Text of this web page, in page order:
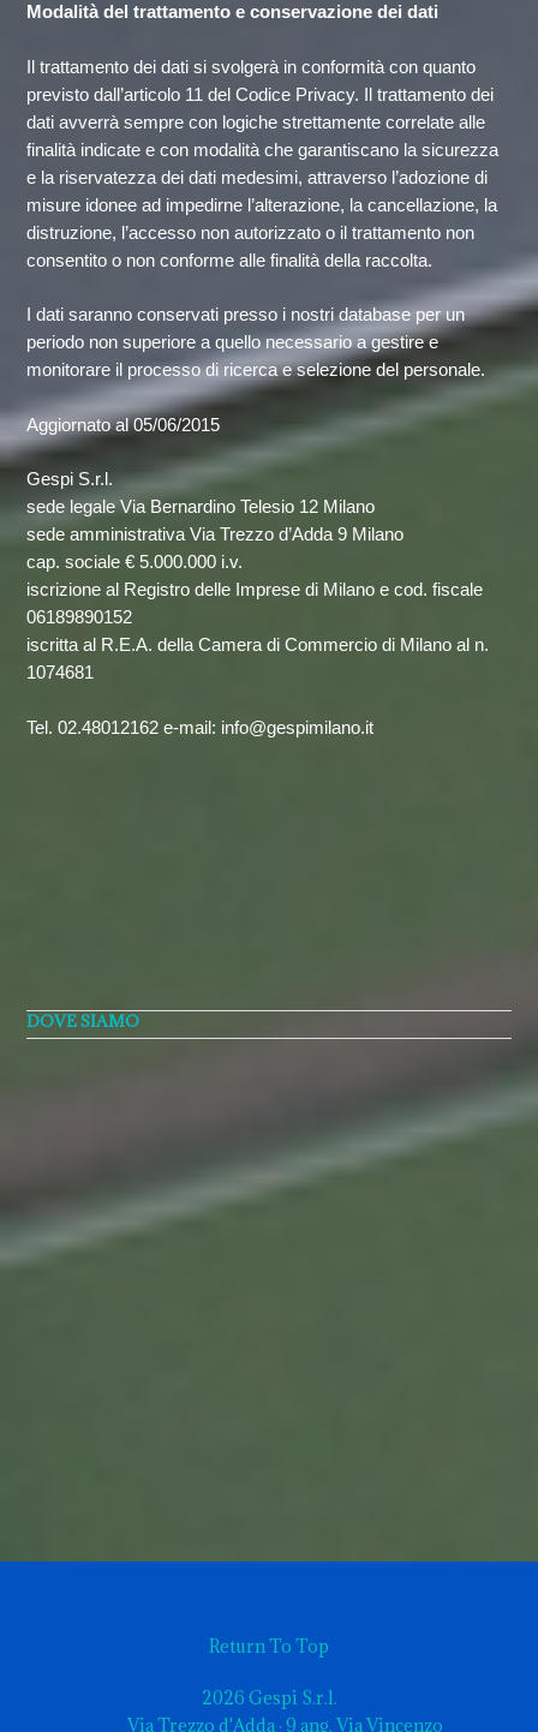
Modalità del trattamento e conservazione dei dati
Il trattamento dei dati si svolgerà in conformità con quanto
previsto dall’articolo 11 del Codice Privacy. Il trattamento dei
dati avverrà sempre con logiche strettamente correlate alle
finalità indicate e con modalità che garantiscano la sicurezza
e la riservatezza dei dati medesimi, attraverso l’adozione di
misure idonee ad impedirne l’alterazione, la cancellazione, la
distruzione, l’accesso non autorizzato o il trattamento non
consentito o non conforme alle finalità della raccolta.
I dati saranno conservati presso i nostri database per un
periodo non superiore a quello necessario a gestire e
monitorare il processo di ricerca e selezione del personale.
Aggiornato al 05/06/2015
Gespi S.r.l.
sede legale Via Bernardino Telesio 12 Milano
sede amministrativa Via Trezzo d’Adda 9 Milano
cap. sociale € 5.000.000 i.v.
iscrizione al Registro delle Imprese di Milano e cod. fiscale
06189890152
iscritta al R.E.A. della Camera di Commercio di Milano al n.
1074681
Tel. 02.48012162 e-mail: info@gespimilano.it
DOVE SIAMO
Return To Top
2026 Gespi S.r.l.
Via Trezzo d'Adda · 9 ang. Via Vincenzo